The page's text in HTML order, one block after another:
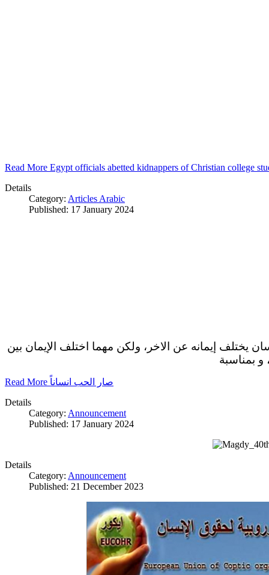
Read More Egypt officials abetted kidnappers of Christian college
Details
Category: Articles Arabic
Published: 17 January 2024
يختلف إيمانه عن الاخر، ولكن مهما اختلف الإيمان بين
و بمناسبة
Read More صار الحب انساناً
Details
Category: Announcement
Published: 17 January 2024
Details
Category: Announcement
Published: 21 December 2023